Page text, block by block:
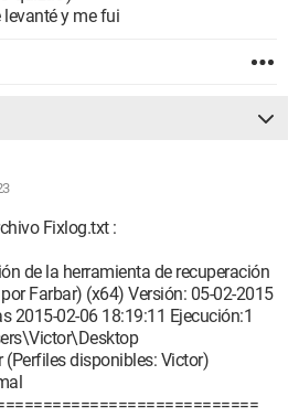
y me fui
Fixlog.txt :
de la herramienta de recuperación
Farbar) (x64) Versión: 05-02-2015
2015-02-06 18:19:11 Ejecución:1
(Perfiles disponibles: Victor)